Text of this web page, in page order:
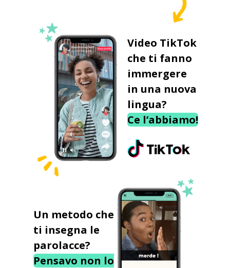
Video TikTok
che ti fanno
immergere
in una nuova
lingua?
Ce l’abbiamo!
Un metodo che
ti insegna le
parolacce?
Pensavo non lo